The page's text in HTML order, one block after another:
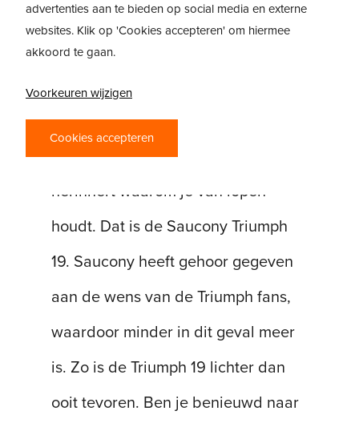
doorAll4running 13 July 2021
Een loopschoen die je eraan
herinnert waarom je van lopen
houdt. Dat is de Saucony Triumph
19. Saucony heeft gehoor gegeven
aan de wens van de Triumph fans,
waardoor minder in dit geval meer
is. Zo is de Triumph 19 lichter dan
ooit tevoren. Ben je benieuwd naar
advertenties aan te bieden op social media en externe
websites. Klik op 'Cookies accepteren' om hiermee
akkoord te gaan.
Voorkeuren wijzigen
Cookies accepteren